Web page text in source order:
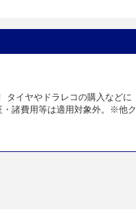
タイヤやドラレコの購入などに
諸費用等は適用対象外。※他ク